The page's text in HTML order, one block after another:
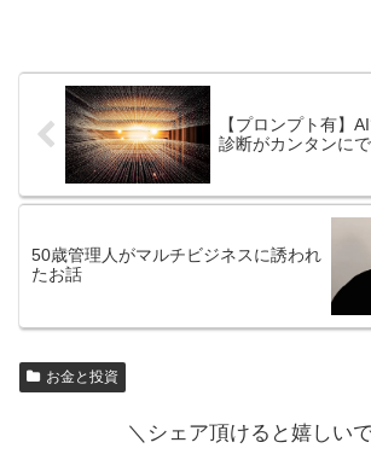
【プロンプト有】
診断がカンタンに
50歳管理人がマルチビジネスに誘われ
たお話
お金と投資
＼シェア頂けると嬉しい